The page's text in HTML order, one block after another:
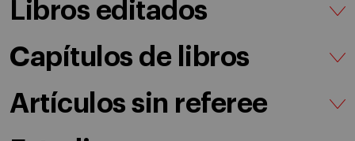
Libros editados
Capítulos de libros
Artículos sin referee